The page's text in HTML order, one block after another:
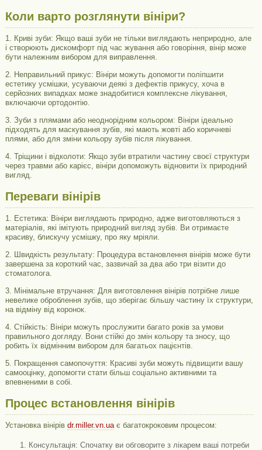
Коли варто розглянути вініри?
1. Криві зуби: Якщо ваші зуби не тільки виглядають неприродно, але
і створюють дискомфорт під час жування або говоріння, вінір може
бути належним вибором для виправлення.
2. Неправильний прикус: Вініри можуть допомогти поліпшити
естетику усмішки, усуваючи деякі з дефектів прикусу, хоча в
серйозних випадках може знадобитися комплексне лікування,
включаючи ортодонтію.
3. Зуби з плямами або неоднорідним кольором: Вініри ідеально
підходять для маскування зубів, які мають жовті або коричневі
плями, або для зміни кольору зубів після лікування.
4. Тріщини і відколоти: Якщо зуби втратили частину своєї структури
через травми або карієс, вініри допоможуть відновити їх природний
вигляд.
Переваги вінірів
1. Естетика: Вініри виглядають природно, адже виготовляються з
матеріалів, які імітують природний вигляд зубів. Ви отримаєте
красиву, блискучу усмішку, про яку мріяли.
2. Швидкість результату: Процедура встановлення вінірів може бути
завершена за короткий час, зазвичай за два або три візити до
стоматолога.
3. Мінімальне втручання: Для виготовлення вінірів потрібне лише
невелике оброблення зубів, що зберігає більшу частину їх структури,
на відміну від коронок.
4. Стійкість: Вініри можуть прослужити багато років за умови
правильного догляду. Вони стійкі до змін кольору та зносу, що
робить їх відмінним вибором для багатьох пацієнтів.
5. Покращення самопочуття: Красиві зуби можуть підвищити вашу
самооцінку, допомогти стати більш соціально активними та
впевненими в собі.
Процес встановлення вінірів
Установка вінірів dr.miller.vn.uaє багатокроковим процесом:
Консультація: Спочатку ви обговорите з лікарем ваші потреби